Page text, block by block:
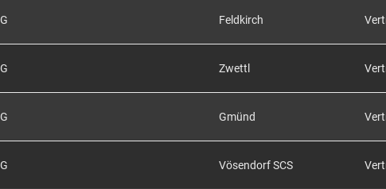
Feldkirch
Zwettl
Gmünd
Vösendorf SCS